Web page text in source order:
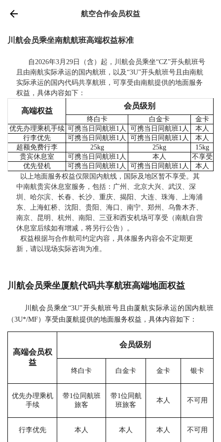
航空合作会员权益
川航会员乘坐南航航班高端权益标准
自2026年3月29日（含）起，川航会员乘坐“CZ”开头航班号
且由南航实际承运的国内航班，以及“3U”开头航班号且由南航
实际承运的国内代码共享航班，可享受由南航提供的地面服务
权益，具体内容如下：
高端权益
会员级别
终白卡 白金卡
金卡
优先办理乘机手续 可携当日同航班1人 可携当日同航班1人
本人
行李优先
可携当日同航班1人 可携当日同航班1人
本人
超额免费行李
25kg 25kg
15kg
贵宾休息室
可携当日同航班1人 本人
不享受
优先登机
可携当日同航班1人 可携当日同航班1人
本人
以上地面服务权益仅限国内航线，国际及地区暂不享受。其
中南航贵宾休息室服务，包括：广州、北京大兴、武汉、深
圳、哈尔滨、长春、长沙、重庆、揭阳、大连、珠海、上海浦
东、上海虹桥、沈阳、贵阳、海口、南宁、郑州、乌鲁木齐、
南京、昆明、杭州、南阳、三亚和西安机场可享受（南航自营
休息室后续如有增减，将另行公告）。
权益根据与合作航司约定内容，具体服务内容会不定期更
新，请以现场实际咨询为准。
川航会员乘坐厦航代码共享航班高端地面权益
川航会员乘坐“3U”开头航班号且由厦航实际承运的国内航班
（3U*/MF）享受由厦航提供的地面服务权益，具体内容如下：
高端会员权
益
会员级别
终白卡 白金卡 金卡 银卡
优先办理乘机
手续
带1位同航班
旅客
带1位同航
班旅客
本人 不可用
行李优先 本人 本人 本人 不可用